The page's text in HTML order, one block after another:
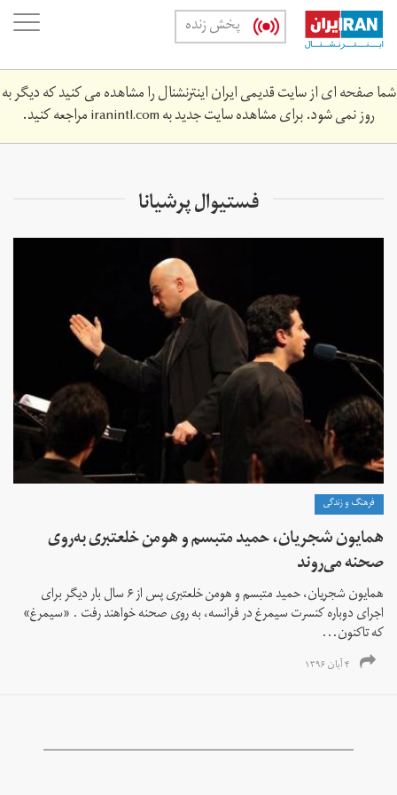
Skip
main
content
پخش زنده
شما صفحه ای از سایت قدیمی ایران اینترنشنال را مشاهده می کنید که دیگر به
روز نمی شود. برای مشاهده سایت جدید بهiranintl.comمراجعه کنید.
فستیوال پرشیانا
فرهنگ و زندگی
همایون شجریان، حمید متبسم و هومن خلعتبری به‌روی
صحنه می‌روند
همایون شجریان، حمید متبسم و هومن خلعتبری پس از ۶ سال بار دیگر برای
اجرای دوباره کنسرت سیمرغ در فرانسه، به روی صحنه خواهند رفت . «سیمرغ»
که تاکنون...
۴ آبان ۱۳۹۶